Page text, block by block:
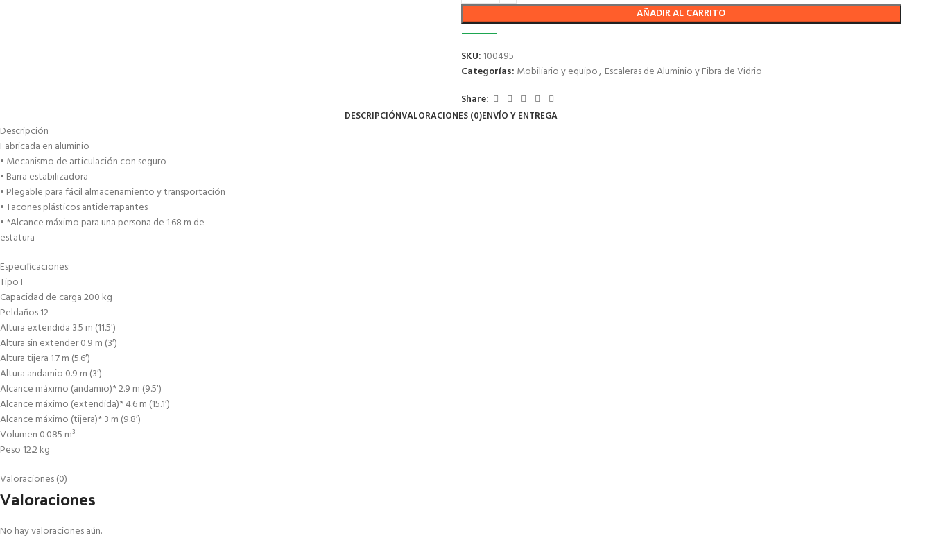
AÑADIR AL CARRITO
SKU: 100495
Categorías: Mobiliario y equipo, Escaleras de Aluminio y Fibra de Vidrio
Share:
DESCRIPCIÓNVALORACIONES (0)ENVÍO Y ENTREGA
Descripción
Fabricada en aluminio
• Mecanismo de articulación con seguro
• Barra estabilizadora
• Plegable para fácil almacenamiento y transportación
• Tacones plásticos antiderrapantes
• *Alcance máximo para una persona de 1.68 m de
estatura
Especificaciones:
Tipo I
Capacidad de carga 200 kg
Peldaños 12
Altura extendida 3.5 m (11.5′)
Altura sin extender 0.9 m (3′)
Altura tijera 1.7 m (5.6′)
Altura andamio 0.9 m (3′)
Alcance máximo (andamio)* 2.9 m (9.5′)
Alcance máximo (extendida)* 4.6 m (15.1′)
Alcance máximo (tijera)* 3 m (9.8′)
Volumen 0.085 m³
Peso 12.2 kg
Valoraciones (0)
Valoraciones
No hay valoraciones aún.